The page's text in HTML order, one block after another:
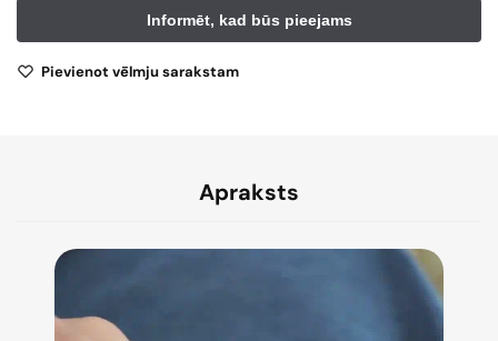
Pievienot vēlmju sarakstam
Apraksts